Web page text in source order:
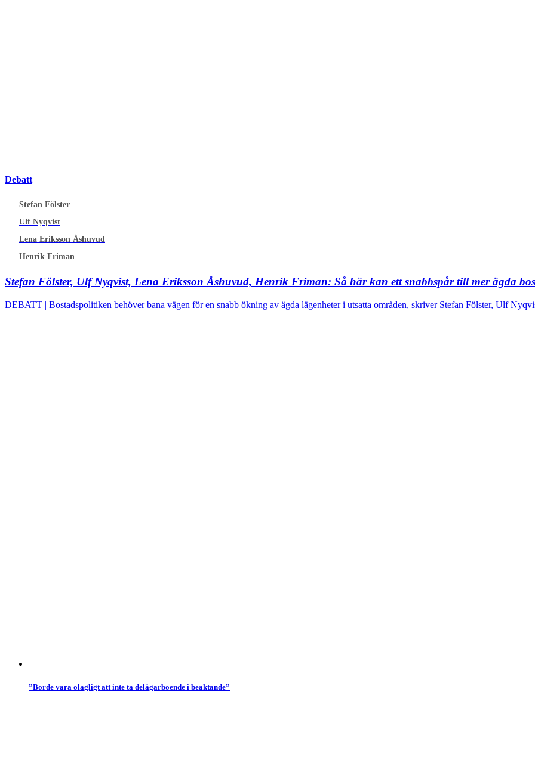
Debatt
Stefan Fölster
Ulf Nyqvist
Lena Eriksson Åshuvud
Henrik Friman
Stefan Fölster, Ulf Nyqvist, Lena Eriksson Åshuvud, Henrik Friman: Så här kan ett snabbspår till mer ägda
DEBATT | Bostadspolitiken behöver bana vägen för en snabb ökning av ägda lägenheter i utsatta områden, skriver Stefan Fölster, Ulf
”Borde vara olagligt att inte ta delägarboende i beaktande”